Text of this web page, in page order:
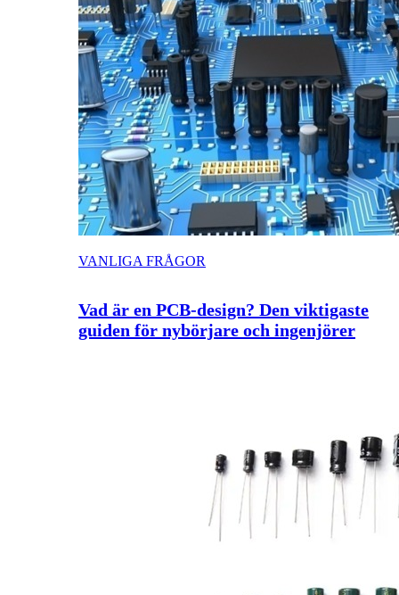
VANLIGA FRÅGOR
Vad är en PCB-design? Den viktigaste
guiden för nybörjare och ingenjörer